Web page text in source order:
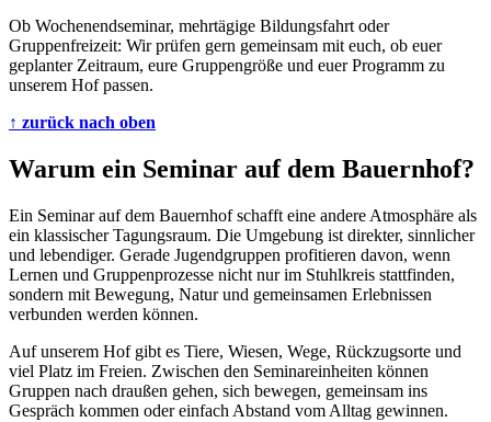
Ob Wochenendseminar, mehrtägige Bildungsfahrt oder
Gruppenfreizeit: Wir prüfen gern gemeinsam mit euch, ob euer
geplanter Zeitraum, eure Gruppengröße und euer Programm zu
unserem Hof passen.
↑ zurück nach oben
Warum ein Seminar auf dem Bauernhof?
Ein Seminar auf dem Bauernhof schafft eine andere Atmosphäre als
ein klassischer Tagungsraum. Die Umgebung ist direkter, sinnlicher
und lebendiger. Gerade Jugendgruppen profitieren davon, wenn
Lernen und Gruppenprozesse nicht nur im Stuhlkreis stattfinden,
sondern mit Bewegung, Natur und gemeinsamen Erlebnissen
verbunden werden können.
Auf unserem Hof gibt es Tiere, Wiesen, Wege, Rückzugsorte und
viel Platz im Freien. Zwischen den Seminareinheiten können
Gruppen nach draußen gehen, sich bewegen, gemeinsam ins
Gespräch kommen oder einfach Abstand vom Alltag gewinnen.